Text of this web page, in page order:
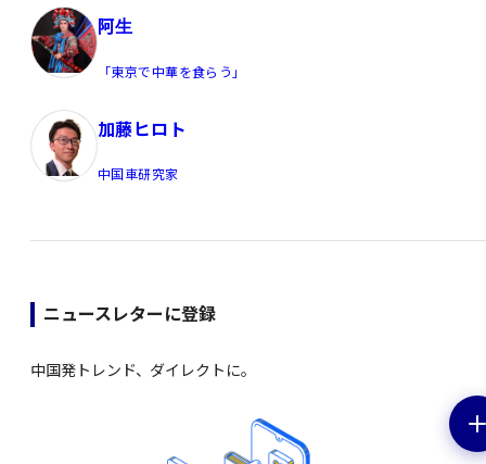
阿生
「東京で中華を食らう」
加藤ヒロト
中国車研究家
ニュースレターに登録
中国発トレンド、ダイレクトに。